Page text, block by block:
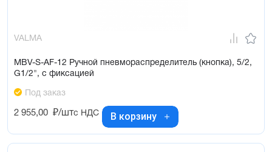
VALMA
MBV-S-AF-12 Ручной пневмораспределитель (кнопка), 5/2,
G1/2", с фиксацией
Под заказ
2 955,00 ₽/штс НДС В корзину